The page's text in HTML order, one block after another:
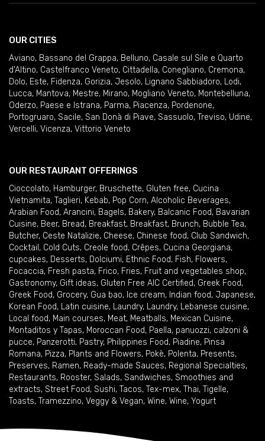
OUR CITIES
Aviano, Bassano del Grappa, Belluno, Casale sul Sile e Quarto
d'Altino, Castelfranco Veneto, Cittadella, Conegliano, Cremona,
Dolo, Este, Fidenza, Gorizia, Jesolo, Lignano Sabbiadoro, Lodi,
Lucca, Mantova, Mestre, Mirano, Mogliano Veneto, Montebelluna,
Oderzo, Paese e Istrana, Parma, Piacenza, Pordenone,
Portogruaro, Sacile, San Donà di Piave, Sassuolo, Treviso, Udine,
Vercelli, Vicenza, Vittorio Veneto
OUR RESTAURANT OFFERINGS
Cioccolato, Hamburger, Bruschette, Gluten free, Cucina
Vietnamita, Taglieri, Kebab, Pop Corn, Alcoholic Beverages,
Arabian Food, Arancini, Bagels, Bakery, Balcanic Food, Bavarian
Cuisine, Beer, Bread, Breakfast, Breakfast, Brunch, Bubble Tea,
Butcher, Ceste Natalizie, Cheese, Chinese food, Club Sandwich,
Cocktail , Cold Cuts, Creole food, Crêpes, Cucina Georgiana,
cupcakes, Desserts, Dolciumi, Ethnic Food, Fish, Flowers,
Focaccia, Fresh pasta, Frico, Fries, Fruit and vegetables shop,
Gastronomy, Gift ideas, Gluten Free AIC Certified, Greek Food,
Greek Food, Grocery, Gua bao, Ice cream, Indian food, Japanese,
Korean Food, Latin cuisine, Laundry, Laundry, Lebanese cuisine,
Local food, Main courses, Meat, Meatballs, Mexican Cuisine,
Montaditos y Tapas, Moroccan Food, Paella, panuozzi, calzoni &
pucce, Panzerotti, Pastry, Philippines Food, Piadine, Pinsa
Romana, Pizza, Plants and Flowers, Pokè, Polenta, Presents,
Preserves, Ramen, Ready-made Sauces, Regional Specialties,
Restaurants, Rooster, Salads, Sandwiches, Smoothies and
extracts, Street Food, Sushi, Tacos, Tex-mex, Thai, Tigelle,
Toasts, Tramezzino, Veggy & Vegan, Wine, Wine, Yogurt